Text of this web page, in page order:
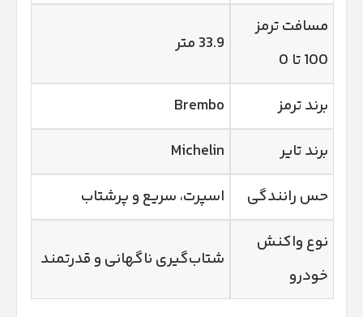
مسافت ترمز
100 تا 0
33.9 متر
برند ترمز
Brembo
برند تایر
Michelin
حس رانندگی
اسپرت، سریع و پرشتاب
نوع واکنش
خودرو
شتاب‌گیری ناگهانی و قدرتمند